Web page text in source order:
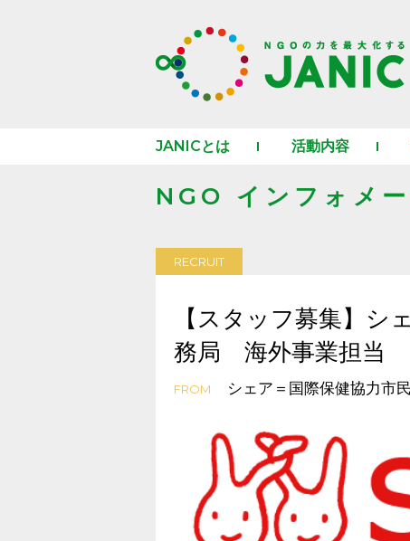
JANICとは 活動内容
NGO インフォメ
RECRUIT
【スタッフ募集】シ
務局 海外事業担当
FROM シェア＝国際保健協力市